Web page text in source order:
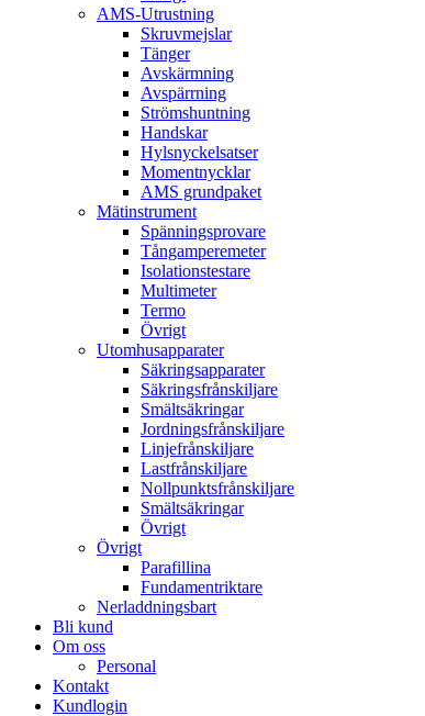
AMS-Utrustning
Skruvmejslar
Tänger
Avskärmning
Avspärrning
Strömshuntning
Handskar
Hylsnyckelsatser
Momentnycklar
AMS grundpaket
Mätinstrument
Spänningsprovare
Tångamperemeter
Isolationstestare
Multimeter
Termo
Övrigt
Utomhusapparater
Säkringsapparater
Säkringsfrånskiljare
Smältsäkringar
Jordningsfrånskiljare
Linjefrånskiljare
Lastfrånskiljare
Nollpunktsfrånskiljare
Smältsäkringar
Övrigt
Övrigt
Parafillina
Fundamentriktare
Nerladdningsbart
Bli kund
Om oss
Personal
Kontakt
Kundlogin